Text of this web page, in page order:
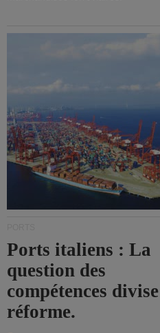
Ports italiens : La
question des
compétences
réforme.